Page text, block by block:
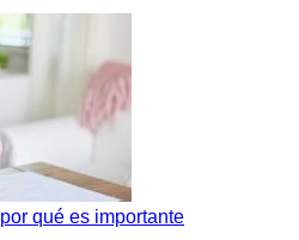
qué es importante